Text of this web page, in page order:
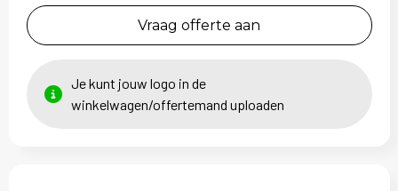
Vraag offerte aan
Je kunt jouw logo in de
winkelwagen/offertemand uploaden